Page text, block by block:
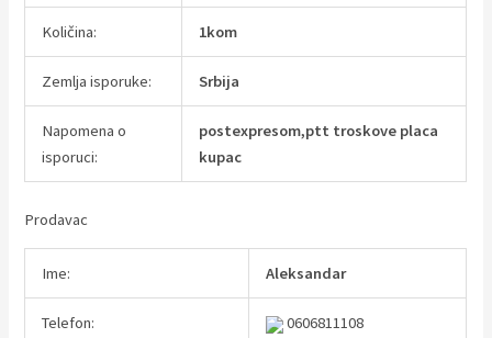
Količina: 1kom
Zemlja isporuke: Srbija
Napomena o
isporuci:
postexpresom,ptt troskove placa
kupac
Prodavac
Ime: Aleksandar
Telefon: 0606811108